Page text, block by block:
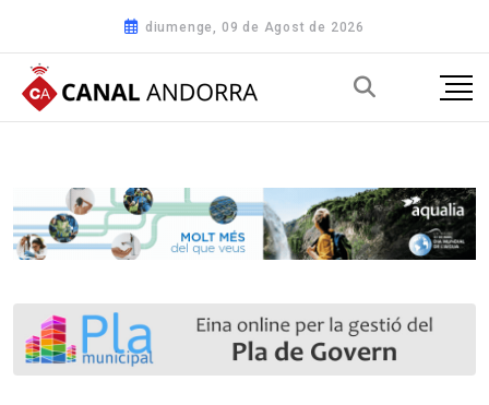
diumenge, 09 de Agost de 2026